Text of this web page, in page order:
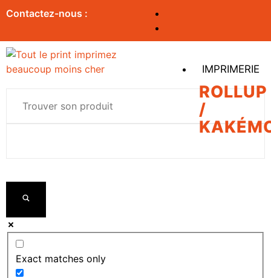
Contactez-nous :
IMPRIMERIE
ROLLUP
/
Exact matches only